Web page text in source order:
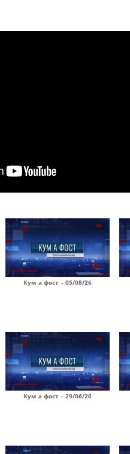
Кум а фост - 05/08/26
Кум а фост - 29/06/26